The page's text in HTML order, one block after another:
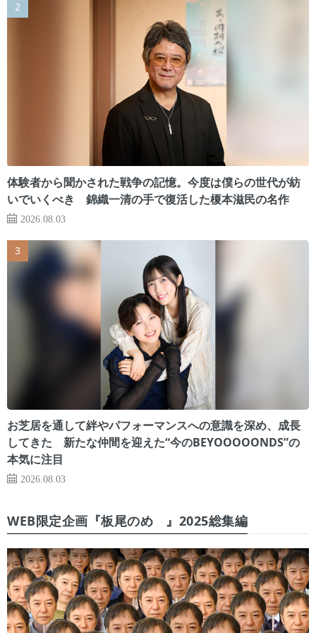
体験者から聞かされた戦争の記憶。今度は僕らの世代が紡
いでいくべき 錦織一清の手で復活した榎本滋民の名作
2026.08.03
お芝居を通して絆やパフォーマンスへの意識を深め、成長
してきた 新たな仲間を迎えた“今のBEYOOOOONDS”の
本気に注目
2026.08.03
WEB限定企画『板尾のめ゙』2025総集編